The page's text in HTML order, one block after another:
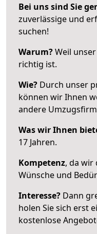
Bei uns sind Sie
zuverlässige und
suchen!
Warum?Weil
richtig ist.
Wie? Durch unser
können wir Ihnen
andere
Was wir Ihnen
17 Jahren.
Kompetenz, da wir
Wünsche und
Interesse? Dann
holen Sie sich erst
kostenlose